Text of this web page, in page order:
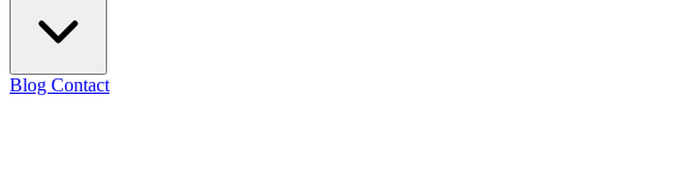
Blog Contact